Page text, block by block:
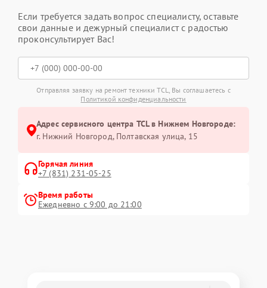
Если требуется задать вопрос специалисту, оставьте
свои данные и дежурный специалист с радостью
проконсультирует Вас!
Отправляя заявку на ремонт техники TCL, Вы соглашаетесь с
Политикой конфиденциальности
Адрес сервисного центра TCL в Нижнем Новгороде:
г. Нижний Новгород, Полтавская улица, 15
Горячая линия
+7 (831) 231-05-25
Время работы
Ежедневно с 9:00 до 21:00